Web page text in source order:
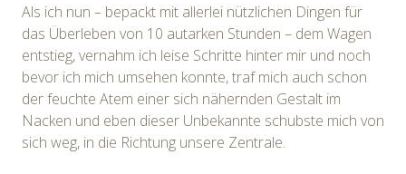
Als ich nun – bepackt mit allerlei nützlichen Dingen für
das Überleben von 10 autarken Stunden – dem Wagen
entstieg, vernahm ich leise Schritte hinter mir und noch
bevor ich mich umsehen konnte, traf mich auch schon
der feuchte Atem einer sich nähernden Gestalt im
Nacken und eben dieser Unbekannte schubste mich von
sich weg, in die Richtung unsere Zentrale.